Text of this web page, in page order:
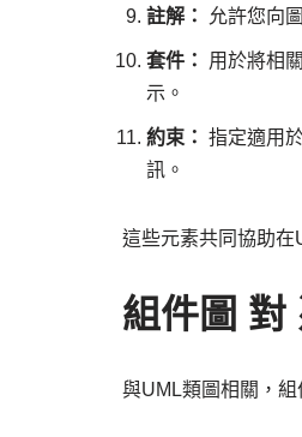
註解： 允許您向
套件：
用於將相
示。
約束： 指定適用
訊。
這些元素共同協助在
組件圖 對
與UML類圖相關，